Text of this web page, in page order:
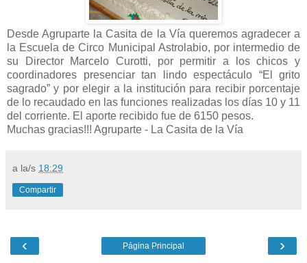
Desde Agruparte la Casita de la Vía queremos agradecer a
la Escuela de Circo Municipal Astrolabio, por intermedio de
su Director Marcelo Curotti, por permitir a los chicos y
coordinadores presenciar tan lindo espectáculo “El grito
sagrado” y por elegir a la institución para recibir porcentaje
de lo recaudado en las funciones realizadas los días 10 y 11
del corriente. El aporte recibido fue de 6150 pesos.
Muchas gracias!!! Agruparte - La Casita de la Vía
a la/s 18:29
Compartir
‹ ›
Página Principal